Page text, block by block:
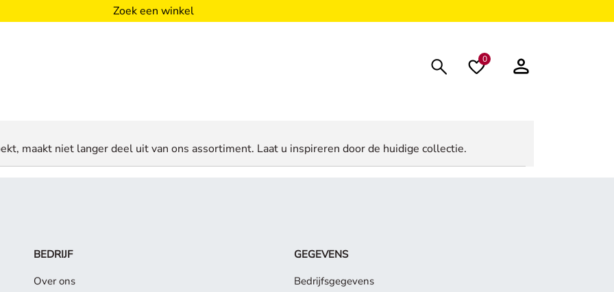
Zoek een winkel
0
maakt niet langer deel uit van ons assortiment. Laat u inspireren door de huidige collectie.
BEDRIJF
Over ons
GEGEVENS
Bedrijfsgegevens